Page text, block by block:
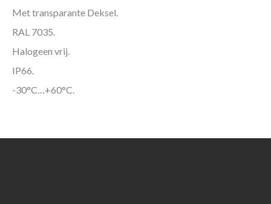
Met transparante Deksel.
RAL 7035.
Halogeen vrij.
IP66.
-30°C…+60°C.